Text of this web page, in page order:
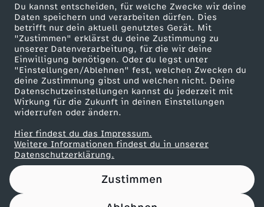
Du kannst entscheiden, für welche Zwecke wir deine
Daten speichern und verarbeiten dürfen. Dies
betrifft nur dein aktuell genutztes Gerät. Mit
"Zustimmen" erklärst du deine Zustimmung zu
unserer Datenverarbeitung, für die wir deine
Einwilligung benötigen. Oder du legst unter
"Einstellungen/Ablehnen" fest, welchen Zwecken du
deine Zustimmung gibst und welchen nicht. Deine
Datenschutzeinstellungen kannst du jederzeit mit
Wirkung für die Zukunft in deinen Einstellungen
widerrufen oder ändern.
Hier findest du das Impressum.
Weitere Informationen findest du in unserer
Datenschutzerklärung.
Zustimmen
6
.
2
0
2
6
ZDF goes Schule
Werbefernsehen
Mainzelmännchen
Partner